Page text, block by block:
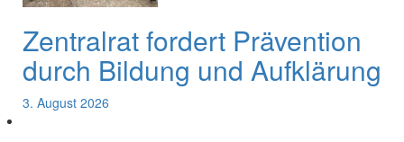
Zentralrat fordert Prävention
durch Bildung und Aufklärung
3. August 2026